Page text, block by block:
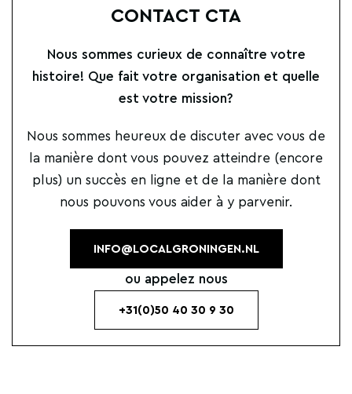
CONTACT CTA
Nous sommes curieux de connaître votre
histoire! Que fait votre organisation et quelle
est votre mission?
Nous sommes heureux de discuter avec vous de
la manière dont vous pouvez atteindre (encore
plus) un succès en ligne et de la manière dont
nous pouvons vous aider à y parvenir.
INFO@LOCALGRONINGEN.NL
ou appelez nous
+31(0)50 40 30 9 30